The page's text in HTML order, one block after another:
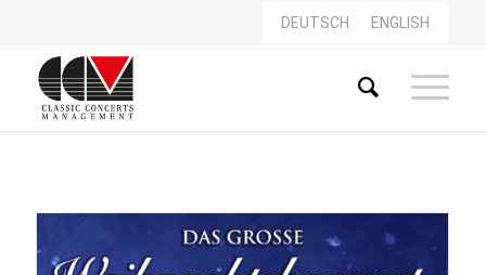
DEUTSCH ENGLISH